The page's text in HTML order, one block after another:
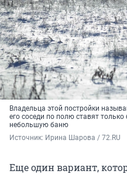
Владельца этой постройки
его соседи по полю ставят только
небольшую баню
Источник: Ирина Шарова / 72.RU
Еще один вариант,